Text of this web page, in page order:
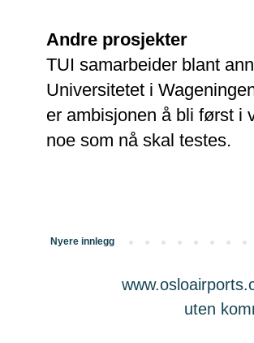
Andre prosjekter
TUI samarbeider blant
Universitetet i
er ambisjonen å bli først i
noe som nå skal testes.
Nyere innlegg
uten